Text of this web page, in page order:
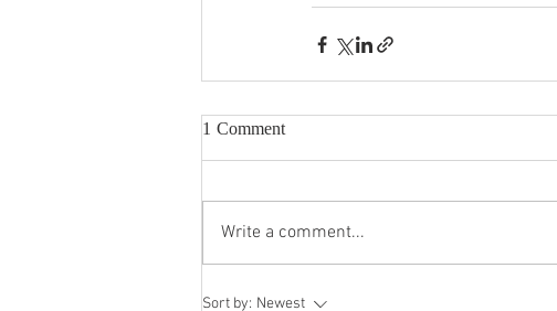
1 Comment
Write a comment...
Sort by: Newest